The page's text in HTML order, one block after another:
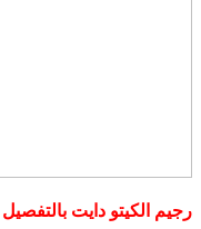
رجيم الكيتو دايت بالتفصيل